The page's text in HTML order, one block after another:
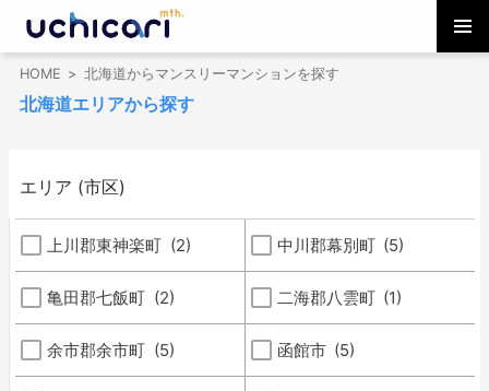
ン
ン
ス
プ
HOME 北海道からマンスリーマンションを探す
北海道エリアから探す
エリア (市区)
上川郡東神楽町 (2) 中川郡幕別町 (5)
亀田郡七飯町 (2) 二海郡八雲町 (1)
余市郡余市町 (5) 函館市 (5)